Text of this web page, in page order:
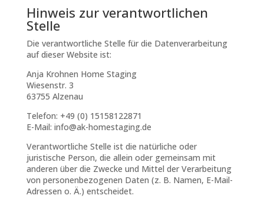
Hinweis zur verantwortlichen
Stelle
Die verantwortliche Stelle für die Datenverarbeitung
auf dieser Website ist:
Anja Krohnen Home Staging
Wiesenstr. 3
63755 Alzenau
Telefon: +49 (0) 15158122871
E-Mail: info@ak-homestaging.de
Verantwortliche Stelle ist die natürliche oder
juristische Person, die allein oder gemeinsam mit
anderen über die Zwecke und Mittel der Verarbeitung
von personenbezogenen Daten (z. B. Namen, E-Mail-
Adressen o. Ä.) entscheidet.